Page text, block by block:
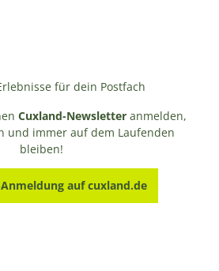
für dein Postfach
Cuxland-Newsletter anmelden,
und immer auf dem Laufenden
bleiben!
auf cuxland.de